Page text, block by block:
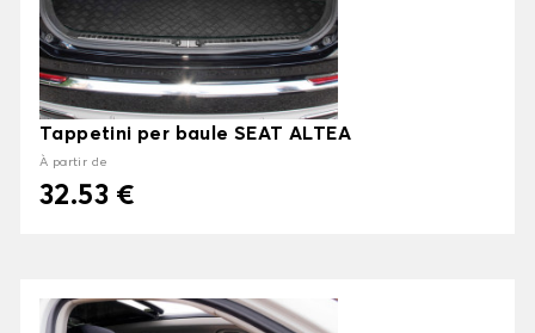
Tappetini per baule SEAT ALTEA
À partir de
32.53 €